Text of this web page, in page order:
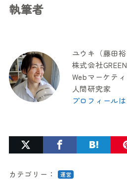
執筆者
ユウキ（藤田裕
株式会社
Webマーケテ
人間研究家
プロフィール
カテゴリー： 運営